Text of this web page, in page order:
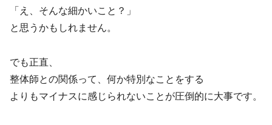
「え、そんな細かいこと？」
と思うかもしれません。
でも正直、
整体師との関係って、何か特別なことをする
よりもマイナスに感じられないことが圧倒的に大事です。